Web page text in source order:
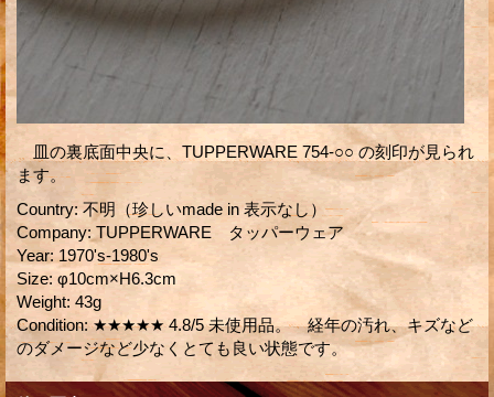
皿の裏底面中央に、TUPPERWARE 754-○○ の刻印が見られ
ます。
Country: 不明（珍しいmade in 表示なし）
Company: TUPPERWARE タッパーウェア
Year: 1970's-1980's
Size: φ10cm×H6.3cm
Weight: 43g
Condition: ★★★★★ 4.8/5 未使用品。 経年の汚れ、キズなど
のダメージなど少なくとても良い状態です。